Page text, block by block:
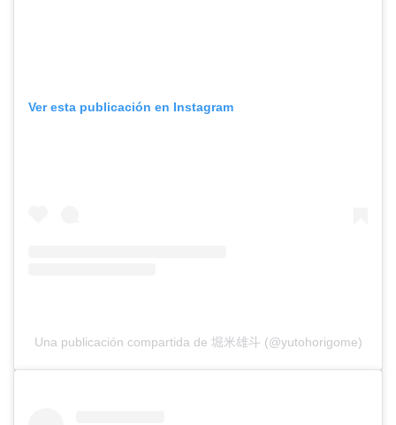
Ver esta publicación en Instagram
Una publicación compartida de 堀米雄斗 (@yutohorigome)